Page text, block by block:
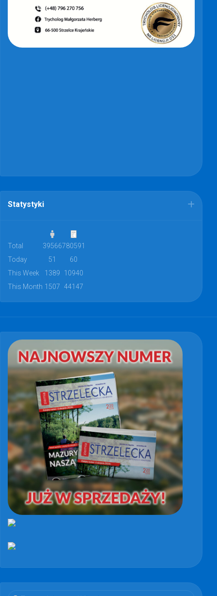
Statystyki
Total 39566780591
Today
51
60
This Week
1389
10940
This Month 1507 44147